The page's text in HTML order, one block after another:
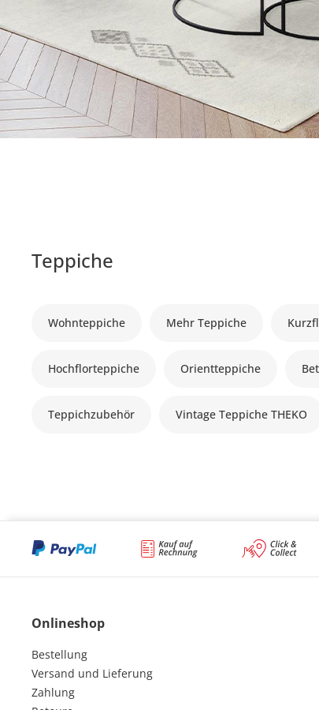
Teppiche
Wohnteppiche Mehr Teppiche
Hochflorteppiche Orientteppiche
Teppichzubehör Vintage Teppiche THEKO
Onlineshop
Bestellung
Versand und Lieferung
Zahlung